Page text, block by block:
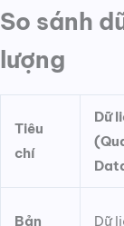
So sánh
lượng
Tiêu
chí
Dữ
Bản
Dữ